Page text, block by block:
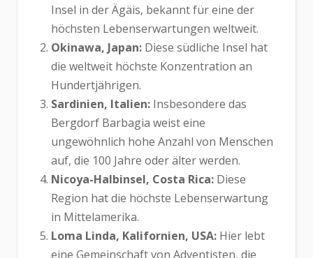
Insel in der Ägäis, bekannt für eine der
höchsten Lebenserwartungen weltweit.
Okinawa, Japan: Diese südliche Insel hat
die weltweit höchste Konzentration an
Hundertjährigen.
Sardinien, Italien: Insbesondere das
Bergdorf Barbagia weist eine
ungewöhnlich hohe Anzahl von Menschen
auf, die 100 Jahre oder älter werden.
Nicoya-Halbinsel, Costa Rica: Diese
Region hat die höchste Lebenserwartung
in Mittelamerika.
Loma Linda, Kalifornien, USA: Hier lebt
eine Gemeinschaft von Adventisten, die